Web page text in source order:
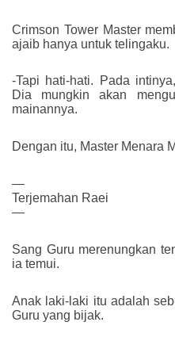
Crimson Tower Master
ajaib hanya untuk telingaku.
-Tapi hati-hati. Pada
Dia mungkin akan
mainannya.
Dengan itu, Master Menara
—
Terjemahan Raei
—
Sang Guru merenungkan
ia temui.
Anak laki-laki itu adalah
Guru yang bijak.